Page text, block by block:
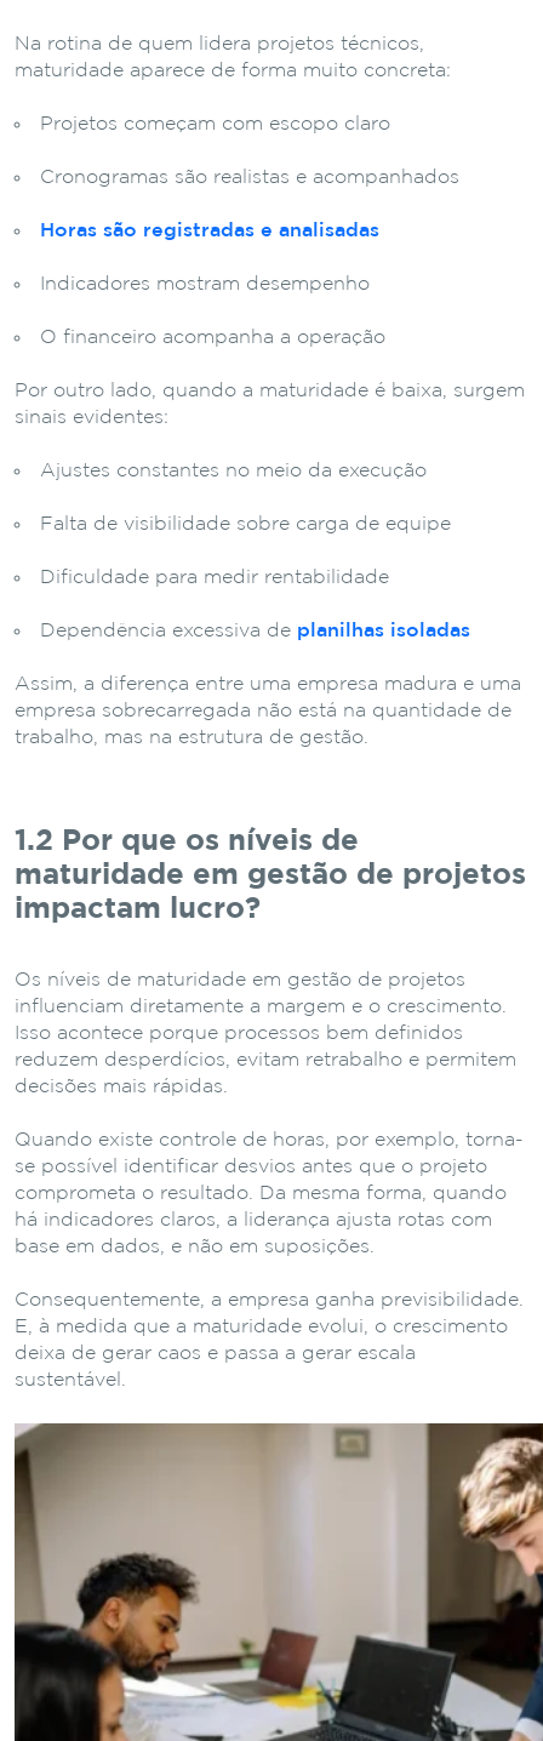
Na rotina de quem lidera projetos técnicos,
maturidade aparece de forma muito concreta:
Projetos começam com escopo claro
Cronogramas são realistas e acompanhados
Horas são registradas e analisadas
Indicadores mostram desempenho
O financeiro acompanha a operação
Por outro lado, quando a maturidade é baixa, surgem
sinais evidentes:
Ajustes constantes no meio da execução
Falta de visibilidade sobre carga de equipe
Dificuldade para medir rentabilidade
Dependência excessiva de planilhas isoladas
Assim, a diferença entre uma empresa madura e uma
empresa sobrecarregada não está na quantidade de
trabalho, mas na estrutura de gestão.
1.2 Por que os níveis de
maturidade em gestão de projetos
impactam lucro?
Os níveis de maturidade em gestão de projetos
influenciam diretamente a margem e o crescimento.
Isso acontece porque processos bem definidos
reduzem desperdícios, evitam retrabalho e permitem
decisões mais rápidas.
Quando existe controle de horas, por exemplo, torna-
se possível identificar desvios antes que o projeto
comprometa o resultado. Da mesma forma, quando
há indicadores claros, a liderança ajusta rotas com
base em dados, e não em suposições.
Consequentemente, a empresa ganha previsibilidade.
E, à medida que a maturidade evolui, o crescimento
deixa de gerar caos e passa a gerar escala
sustentável.